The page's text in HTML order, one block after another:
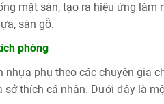
mặt sàn, tạo ra hiệu ứng
sàn gỗ.
phòng
nhựa phụ theo các chuyên gia
sở thích cá nhân. Dưới đây là